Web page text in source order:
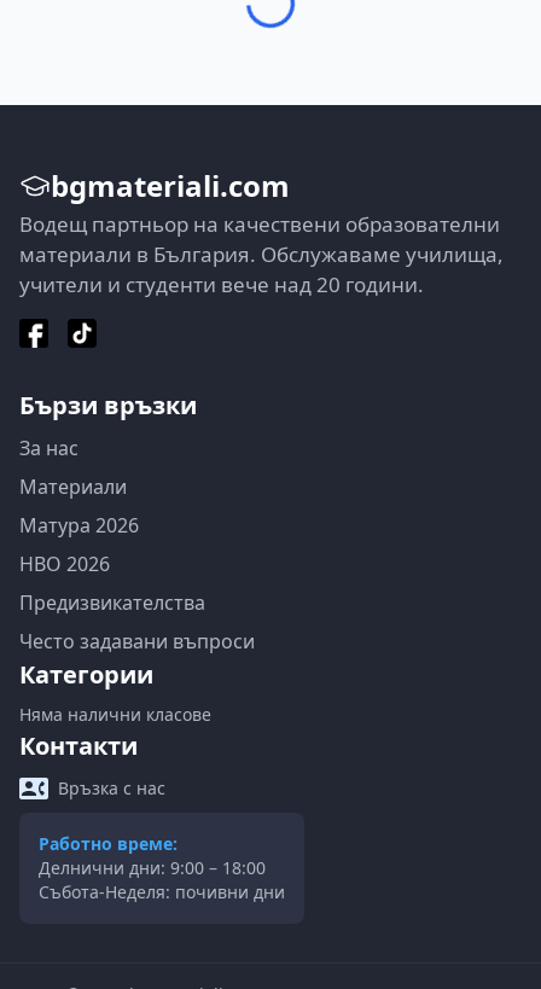
bgmateriali.com
Водещ партньор на качествени образователни
материали в България. Обслужаваме училища,
учители и студенти вече над 20 години.
Бързи връзки
За нас
Материали
Матура 2026
НВО 2026
Предизвикателства
Често задавани въпроси
Категории
Няма налични класове
Контакти
Връзка с нас
Работно време:
Делнични дни: 9:00 – 18:00
Събота-Неделя: почивни дни